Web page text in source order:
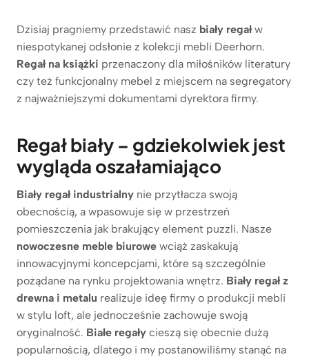
Dzisiaj pragniemy przedstawić nasz biały regał w
niespotykanej odsłonie z kolekcji mebli Deerhorn.
Regał na książki przenaczony dla miłośników literatury
czy też funkcjonalny mebel z miejscem na segregatory
z najważniejszymi dokumentami dyrektora firmy.
Regał biały – gdziekolwiek jest
wygląda oszałamiająco
Biały regał industrialny nie przytłacza swoją
obecnością, a wpasowuje się w przestrzeń
pomieszczenia jak brakujący element puzzli. Nasze
nowoczesne meble biurowe wciąż zaskakują
innowacyjnymi koncepcjami, które są szczególnie
pożądane na rynku projektowania wnętrz. Biały regał z
drewna i metalu realizuje ideę firmy o produkcji mebli
w stylu loft, ale jednocześnie zachowuje swoją
oryginalność. Białe regały cieszą się obecnie dużą
popularnością, dlatego i my postanowiliśmy stanąć na